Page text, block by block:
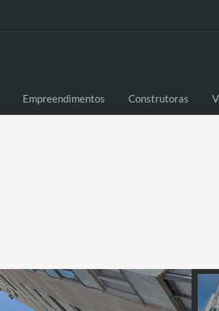
Empreendimentos Construtoras